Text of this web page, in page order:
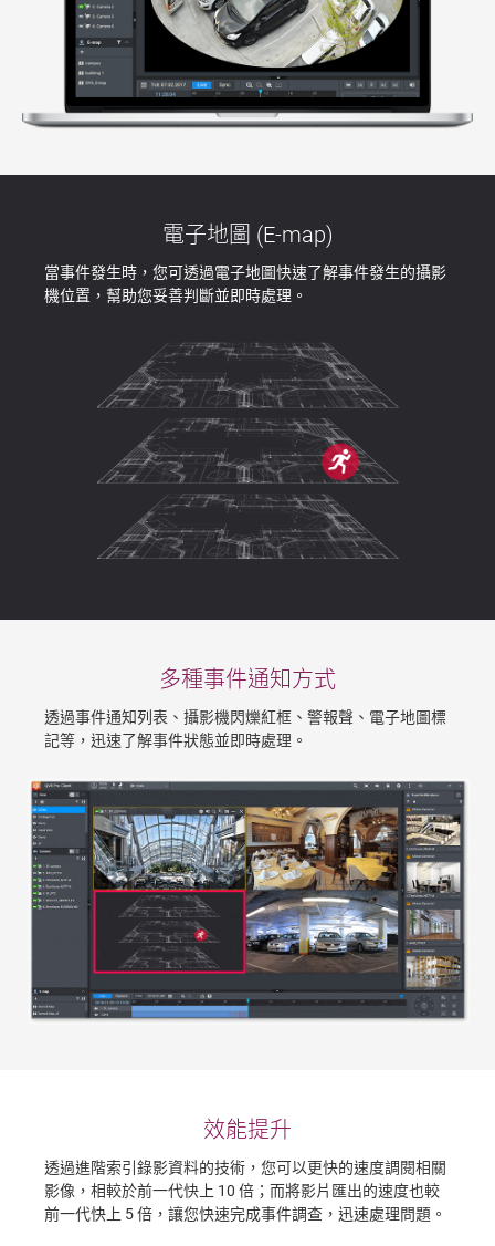
電子地圖 (E-map)
當事件發生時，您可透過電子地圖快速了解事件發生的攝影
機位置，幫助您妥善判斷並即時處理。
多種事件通知方式
透過事件通知列表、攝影機閃爍紅框、警報聲、電子地圖標
記等，迅速了解事件狀態並即時處理。
效能提升
透過進階索引錄影資料的技術，您可以更快的速度調閱相關
影像，相較於前一代快上 10 倍；而將影片匯出的速度也較
前一代快上 5 倍，讓您快速完成事件調查，迅速處理問題。